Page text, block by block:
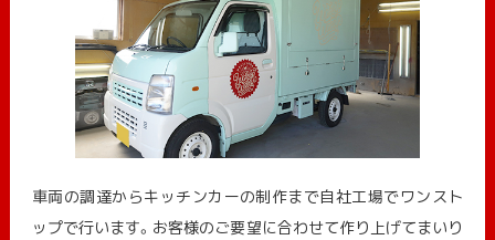
車両の調達からキッチンカーの制作まで自社工場でワンスト
ップで行います。お客様のご要望に合わせて作り上げてまいり